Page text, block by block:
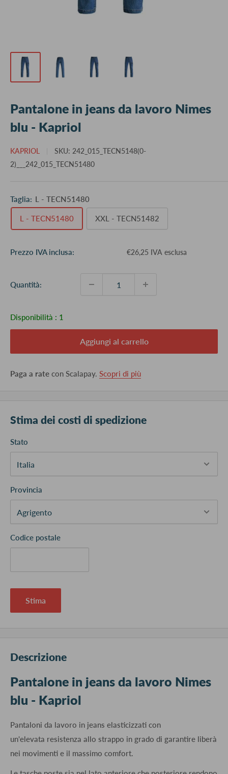
Pantalone in jeans da lavoro Nimes
blu - Kapriol
KAPRIOL SKU: 242_015_TECN5148(0-
2)___242_015_TECN51480
Taglia: L - TECN51480
L - TECN51480 XXL - TECN51482
Prezzo IVA inclusa: €26,25 IVA esclusa
Quantità:
Disponibilità : 1
Aggiungi al carrello
Paga a rate con Scalapay. Scopri di più
Stima dei costi di spedizione
Stato
Provincia
Codice postale
Stima
Descrizione
Pantalone in jeans da lavoro Nimes
blu - Kapriol
Pantaloni da lavoro in jeans elasticizzati con
un'elevata resistenza allo strappo in grado di garantire liberà
nei movimenti e il massimo comfort.